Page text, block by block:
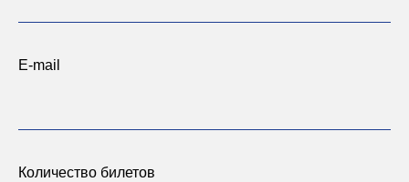
E-mail
Количество билетов